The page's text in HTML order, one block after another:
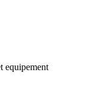
equipement